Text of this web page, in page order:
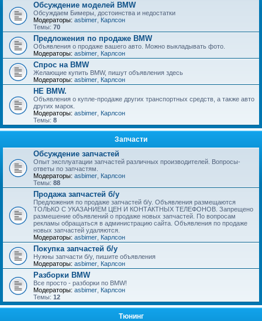
Обсуждение моделей BMW
Обсуждаем Бимеры, достоинства и недостатки
Модераторы: asbimer Карлсон
Темы: 70
Предложения по продаже BMW
Объявления о продаже вашего авто. Можно выкладывать фото.
Модераторы: asbimer Карлсон
Спрос на BMW
Желающие купить BMW, пишут объявления здесь
Модераторы: asbimer Карлсон
НЕ BMW.
Объявления о купле-продаже других транспортных средств, а также авто
других марок.
Модераторы: asbimer Карлсон
Темы: 8
Запчасти
Обсуждение запчастей
Опыт эксплуатации запчастей различных производителей. Вопросы-
ответы по запчастям.
Модераторы: asbimer Карлсон
Темы: 88
Продажа запчастей б/у
Предложения по продаже запчастей б/у. Объявления размещаются
ТОЛЬКО С УКАЗАНИЕМ ЦЕН И КОНТАКТНЫХ ТЕЛЕФОНОВ. Запрещено
размешение объявлений о продаже новых запчастей. По вопросам
рекламы обращаться в администрацию сайта. Объявления по продаже
новых запчастей удаляются.
Модераторы: asbimer Карлсон
Покупка запчастей б/у
Нужны запчасти б/у, пишите объявления
Модераторы: asbimer Карлсон
Разборки BMW
Все просто - разборки по BMW!
Модераторы: asbimer Карлсон
Темы: 12
Тюнинг